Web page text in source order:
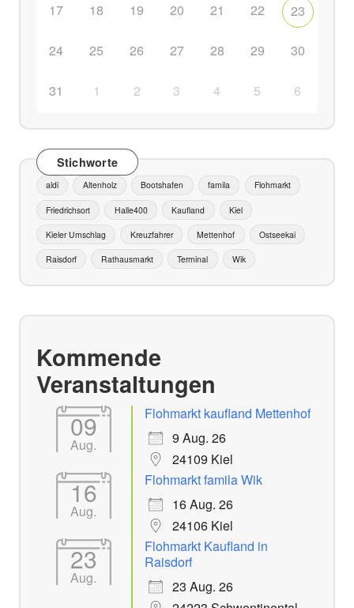
17 18 19 20 21 22 23
24 25 26 27 28 29 30
31 1 2 3 4 5 6
Stichworte
aldi Altenholz Bootshafen famila Flohmarkt
Friedrichsort Halle400 Kaufland Kiel
Kieler Umschlag Kreuzfahrer Mettenhof Ostseekai
Raisdorf Rathausmarkt Terminal Wik
Kommende
Veranstaltungen
09
Aug.
Flohmarkt kaufland Mettenhof
9 Aug. 26
24109 Kiel
16
Aug.
Flohmarkt famila Wik
16 Aug. 26
24106 Kiel
23
Aug.
Flohmarkt Kaufland in
Raisdorf
23 Aug. 26